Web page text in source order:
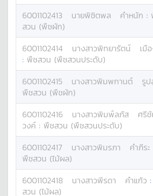
6001102413 นายพิชิตพล คำหนัก :
สวน (พืชผัก)
6001102414 นางสาวพิทยารัตน์
เมื
: พืชสวน (พืชสวนประดับ)
6001102415 นางสาวพิมพกานต์ รู
พืชสวน (พืชผัก)
6001102416 นางสาวพิมพ์ลภัส
ศรี
วงค์ : พืชสวน (พืชสวนประดับ)
6001102417 นางสาวพิมรภา คำภีระ
พืชสวน (ไม้ผล)
6001102418 นางสาวพีรดา คำแก้ว :
สวน (ไม้ผล)